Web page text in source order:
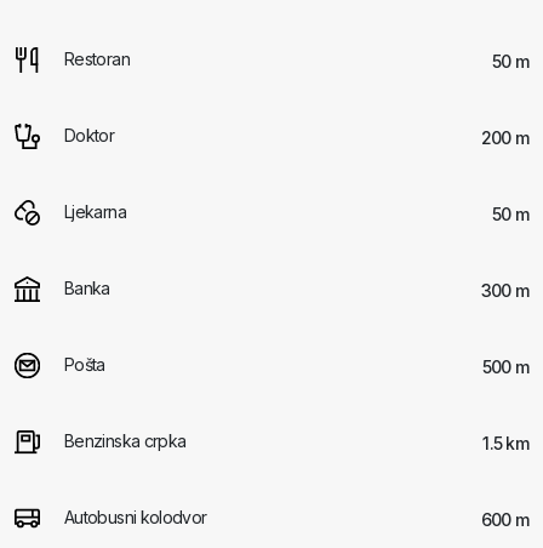
Restoran 50 m
Doktor 200 m
Ljekarna 50 m
Banka 300 m
Pošta 500 m
Benzinska crpka 1.5 km
Autobusni kolodvor 600 m